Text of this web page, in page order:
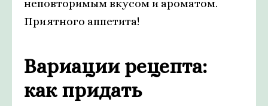
неповторимым вкусом и ароматом.
Приятного аппетита!
Вариации рецепта:
как придать